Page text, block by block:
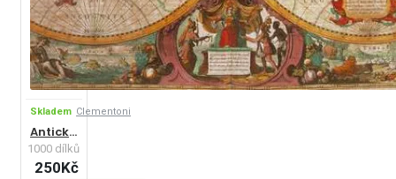
Skladem Clementoni
Antická mapa světa
1000 dílků
250Kč